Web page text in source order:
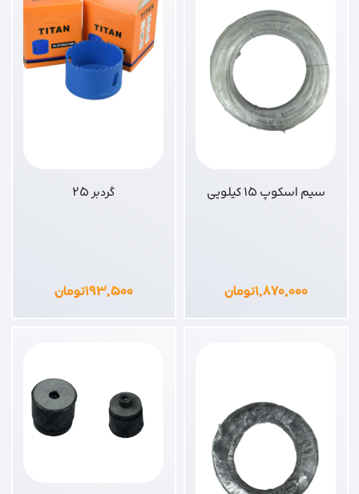
سیم اسکوپ 15 کیلویی
۱,۸۷۰,۰۰۰تومان
گردبر 25
۱۹۳,۵۰۰تومان